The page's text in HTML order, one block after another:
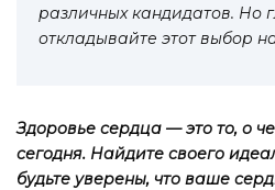
различных кандидатов. Но
откладывайте этот выбор
Здоровье сердца — это то, о
сегодня. Найдите своего
будьте уверены, что ваше